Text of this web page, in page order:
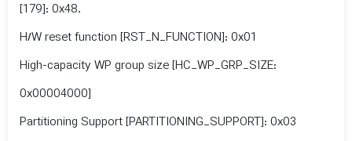
[179]: 0x48.
H/W reset function [RST_N_FUNCTION]: 0x01
High-capacity WP group size [HC_WP_GRP_SIZE:
0x00004000]
Partitioning Support [PARTITIONING_SUPPORT]: 0x03